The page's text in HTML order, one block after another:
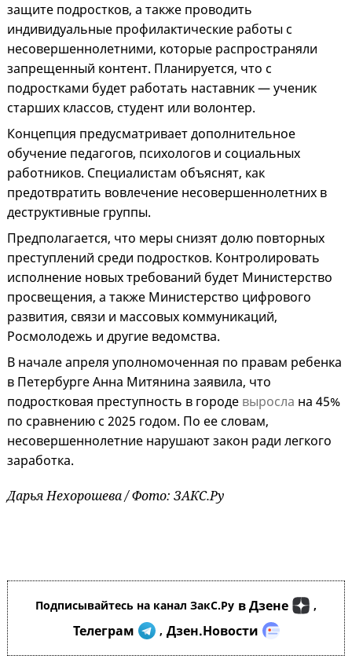
защите подростков, а также проводить
индивидуальные профилактические работы с
несовершеннолетними, которые распространяли
запрещенный контент. Планируется, что с
подростками будет работать наставник — ученик
старших классов, студент или волонтер.
Концепция предусматривает дополнительное
обучение педагогов, психологов и социальных
работников. Специалистам объяснят, как
предотвратить вовлечение несовершеннолетних в
деструктивные группы.
Предполагается, что меры снизят долю повторных
преступлений среди подростков. Контролировать
исполнение новых требований будет Министерство
просвещения, а также Министерство цифрового
развития, связи и массовых коммуникаций,
Росмолодежь и другие ведомства.
В начале апреля уполномоченная по правам ребенка
в Петербурге Анна Митянина заявила, что
подростковая преступность в городе выросла на 45%
по сравнению с 2025 годом. По ее словам,
несовершеннолетние нарушают закон ради легкого
заработка.
Дарья Нехорошева / Фото: ЗАКС.Ру
Подписывайтесь на канал ЗакС.Ру в Дзене ,
Телеграм , Дзен.Новости